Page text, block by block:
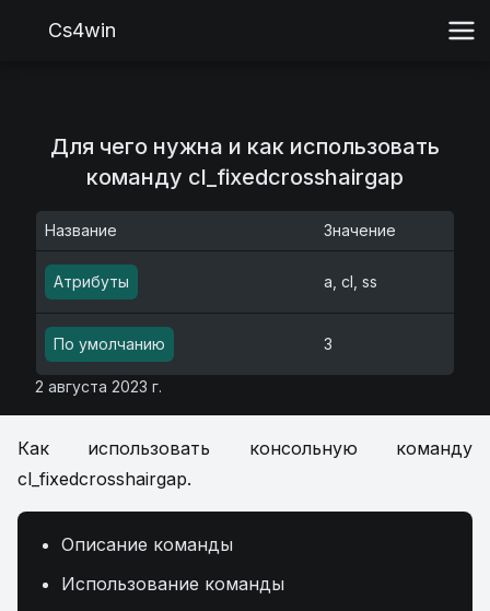
Cs4win
Для чего нужна и как использовать
команду cl_fixedcrosshairgap
Название Значение
Атрибуты a, cl, ss
По умолчанию 3
2 августа 2023 г.
Как использовать консольную команду
cl_fixedcrosshairgap.
Описание команды
Использование команды